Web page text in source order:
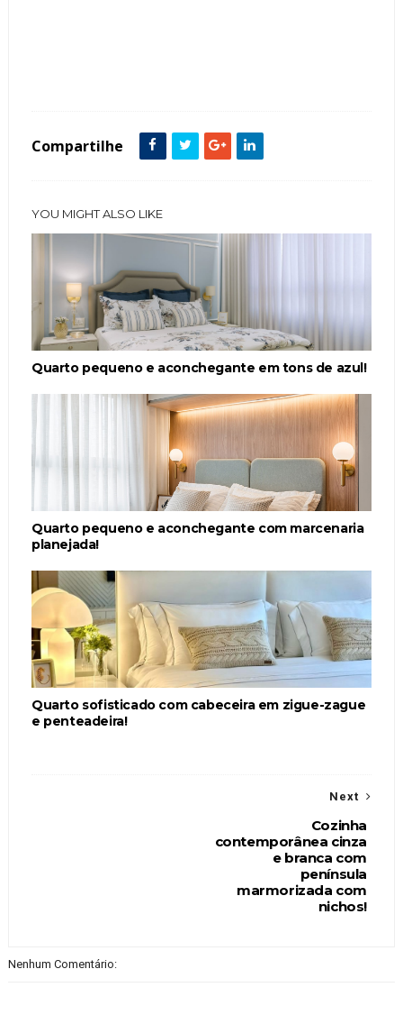
Compartilhe
YOU MIGHT ALSO LIKE
Quarto pequeno e aconchegante em tons de azul!
Quarto pequeno e aconchegante com marcenaria
planejada!
Quarto sofisticado com cabeceira em zigue-zague
e penteadeira!
Next
Cozinha
contemporânea cinza
e branca com
península
marmorizada com
nichos!
Nenhum Comentário: